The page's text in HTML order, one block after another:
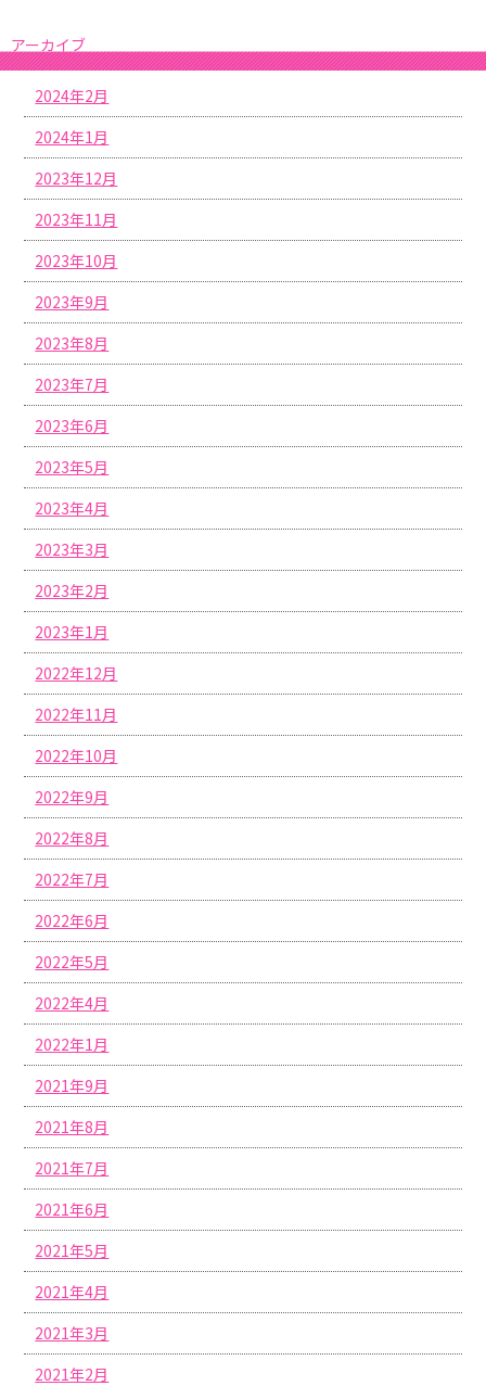
アーカイブ
2024年2月
2024年1月
2023年12月
2023年11月
2023年10月
2023年9月
2023年8月
2023年7月
2023年6月
2023年5月
2023年4月
2023年3月
2023年2月
2023年1月
2022年12月
2022年11月
2022年10月
2022年9月
2022年8月
2022年7月
2022年6月
2022年5月
2022年4月
2022年1月
2021年9月
2021年8月
2021年7月
2021年6月
2021年5月
2021年4月
2021年3月
2021年2月